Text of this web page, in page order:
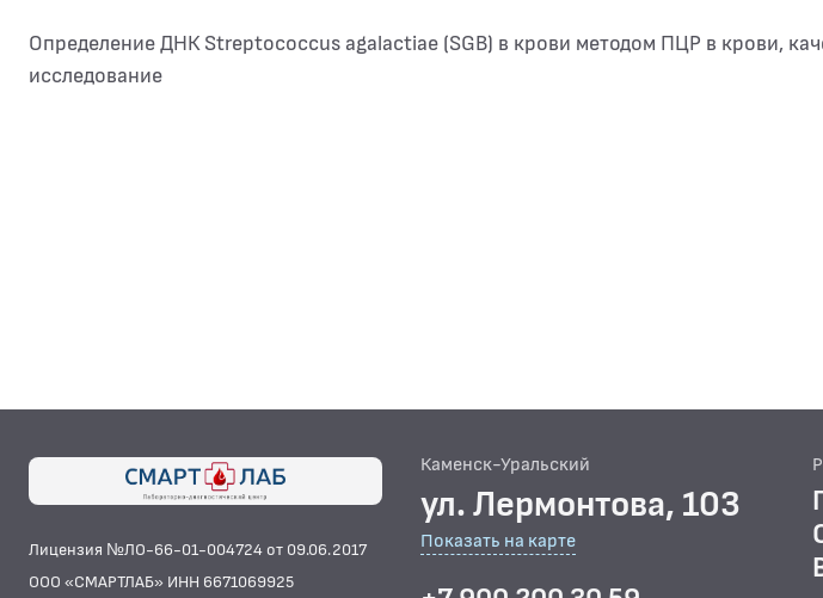
Определение ДНК Streptococcus agalactiae (SGB) в крови методом ПЦР в крови,
исследование
Лицензия №ЛО-66-01-004724 от 09.06.2017
ООО «СМАРТЛАБ» ИНН 6671069925
Каменск-Уральский
ул. Лермонтова, 103
Показать на карте